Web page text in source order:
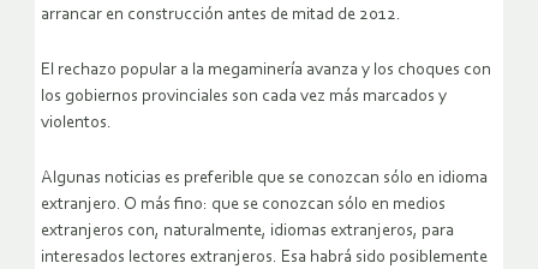
arrancar en construcción antes de mitad de 2012.
El rechazo popular a la megaminería avanza y los choques con
los gobiernos provinciales son cada vez más marcados y
violentos.
Algunas noticias es preferible que se conozcan sólo en idioma
extranjero. O más fino: que se conozcan sólo en medios
extranjeros con, naturalmente, idiomas extranjeros, para
interesados lectores extranjeros. Esa habrá sido posiblemente